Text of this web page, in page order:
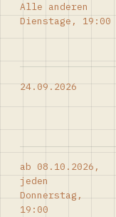
Alle anderen
Dienstage, 19:00
24.09.2026
ab 08.10.2026,
jeden
Donnerstag,
19:00